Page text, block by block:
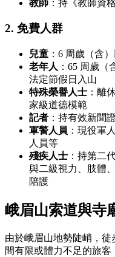
教師 ：持《教師資
2. 免費人群
兒童 ：6 周歲（含
老年人 ：65 周歲
法定節假日入山
特殊榮譽人士 ：離
家級道德模範
記者 ：持有效新聞
軍警人員 ：現役軍
人員等
殘疾人士 ：持第二
與二級視力、肢體
陪護
峨眉山索道與寺
由於峨眉山地勢陡峭，
間有限或體力不足的旅